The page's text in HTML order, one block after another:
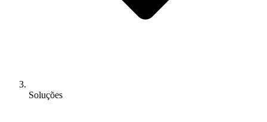
Soluções